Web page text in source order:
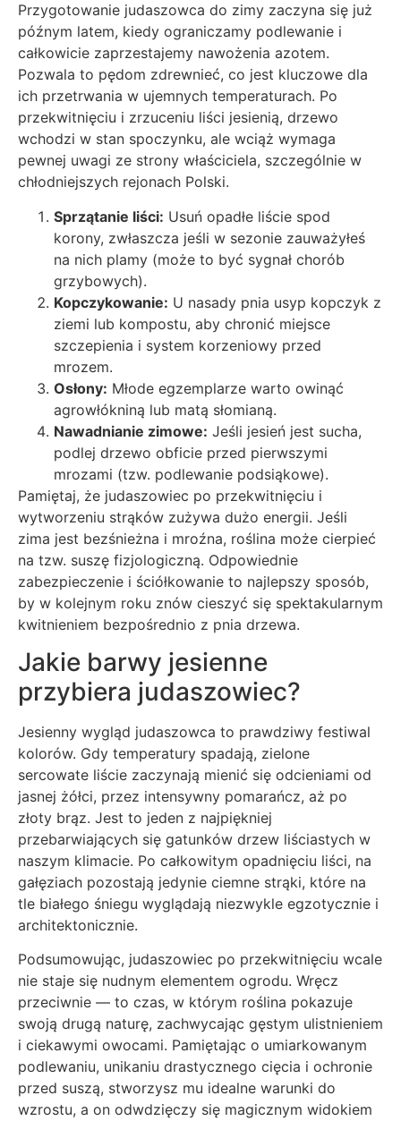
Przygotowanie judaszowca do zimy zaczyna się już
późnym latem, kiedy ograniczamy podlewanie i
całkowicie zaprzestajemy nawożenia azotem.
Pozwala to pędom zdrewnieć, co jest kluczowe dla
ich przetrwania w ujemnych temperaturach. Po
przekwitnięciu i zrzuceniu liści jesienią, drzewo
wchodzi w stan spoczynku, ale wciąż wymaga
pewnej uwagi ze strony właściciela, szczególnie w
chłodniejszych rejonach Polski.
Sprzątanie liści: Usuń opadłe liście spod
korony, zwłaszcza jeśli w sezonie zauważyłeś
na nich plamy (może to być sygnał chorób
grzybowych).
Kopczykowanie: U nasady pnia usyp kopczyk z
ziemi lub kompostu, aby chronić miejsce
szczepienia i system korzeniowy przed
mrozem.
Osłony: Młode egzemplarze warto owinąć
agrowłókniną lub matą słomianą.
Nawadnianie zimowe: Jeśli jesień jest sucha,
podlej drzewo obficie przed pierwszymi
mrozami (tzw. podlewanie podsiąkowe).
Pamiętaj, że judaszowiec po przekwitnięciu i
wytworzeniu strąków zużywa dużo energii. Jeśli
zima jest bezśnieżna i mroźna, roślina może cierpieć
na tzw. suszę fizjologiczną. Odpowiednie
zabezpieczenie i ściółkowanie to najlepszy sposób,
by w kolejnym roku znów cieszyć się spektakularnym
kwitnieniem bezpośrednio z pnia drzewa.
Jakie barwy jesienne
przybiera judaszowiec?
Jesienny wygląd judaszowca to prawdziwy festiwal
kolorów. Gdy temperatury spadają, zielone
sercowate liście zaczynają mienić się odcieniami od
jasnej żółci, przez intensywny pomarańcz, aż po
złoty brąz. Jest to jeden z najpiękniej
przebarwiających się gatunków drzew liściastych w
naszym klimacie. Po całkowitym opadnięciu liści, na
gałęziach pozostają jedynie ciemne strąki, które na
tle białego śniegu wyglądają niezwykle egzotycznie i
architektonicznie.
Podsumowując, judaszowiec po przekwitnięciu wcale
nie staje się nudnym elementem ogrodu. Wręcz
przeciwnie — to czas, w którym roślina pokazuje
swoją drugą naturę, zachwycając gęstym ulistnieniem
i ciekawymi owocami. Pamiętając o umiarkowanym
podlewaniu, unikaniu drastycznego cięcia i ochronie
przed suszą, stworzysz mu idealne warunki do
wzrostu, a on odwdzięczy się magicznym widokiem